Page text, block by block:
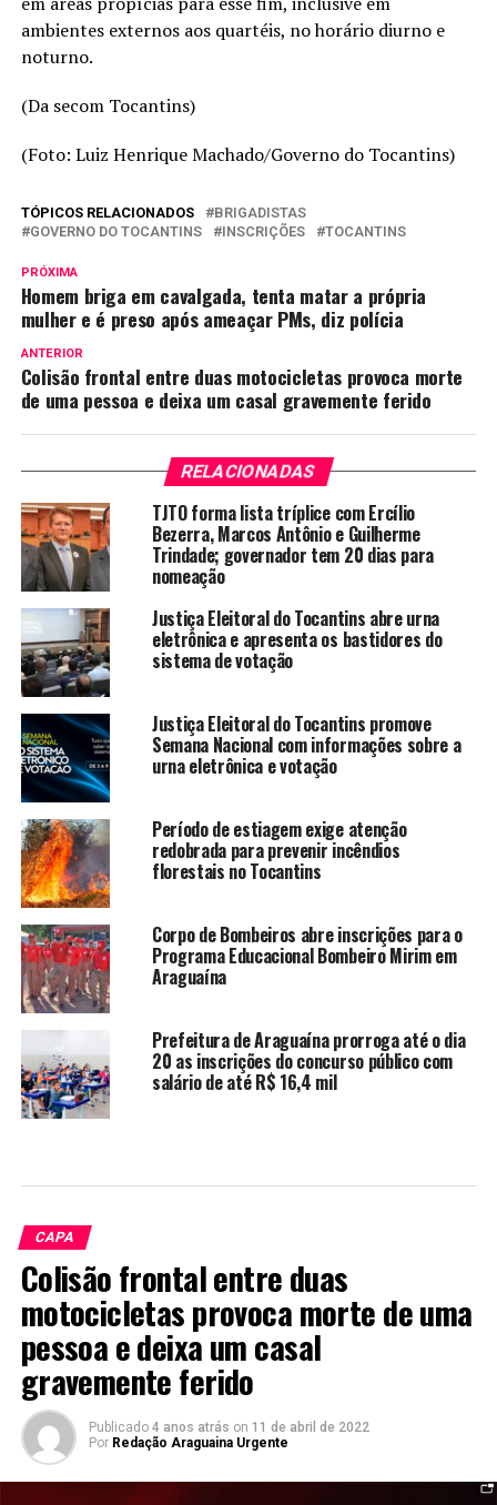
ambientes externos aos quartéis, no horário diurno e
noturno.
(Da secom Tocantins)
(Foto: Luiz Henrique Machado/Governo do Tocantins)
TÓPICOS RELACIONADOS
BRIGADISTAS
GOVERNO DO TOCANTINS
INSCRIÇÕES TOCANTINS
PRÓXIMA
Homem briga em cavalgada, tenta matar a própria
mulher e é preso após ameaçar PMs, diz polícia
ANTERIOR
Colisão frontal entre duas motocicletas provoca morte
de uma pessoa e deixa um casal gravemente ferido
RELACIONADAS
TJTO forma lista tríplice com Ercílio
Bezerra, Marcos Antônio e Guilherme
Trindade; governador tem 20 dias para
nomeação
Justiça Eleitoral do Tocantins abre urna
eletrônica e apresenta os bastidores do
sistema de votação
Justiça Eleitoral do Tocantins promove
Semana Nacional com informações sobre a
urna eletrônica e votação
Período de estiagem exige atenção
redobrada para prevenir incêndios
florestais no Tocantins
Corpo de Bombeiros abre inscrições para o
Programa Educacional Bombeiro Mirim em
Araguaína
Prefeitura de Araguaína prorroga até o dia
20 as inscrições do concurso público com
salário de até R$ 16,4 mil
CAPA
Colisão frontal entre duas
motocicletas provoca morte de uma
pessoa e deixa um casal
gravemente ferido
Publicado 4 anos atrás on 11 de abril de 2022
Por Redação Araguaina Urgente